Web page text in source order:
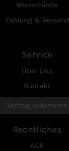
Wunschliste
Zahlung & Versand
Service
Über Uns
Kontakt
Vertrag widerrufen
Rechtliches
AGB